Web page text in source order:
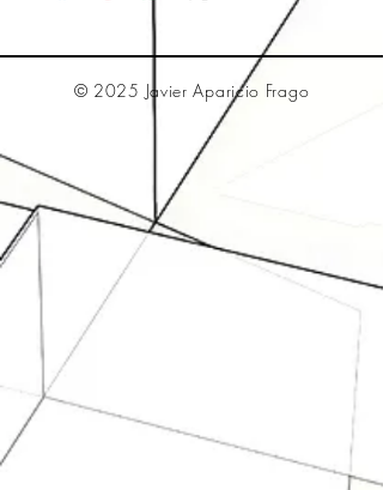
© 2025 Javier Aparicio Frago